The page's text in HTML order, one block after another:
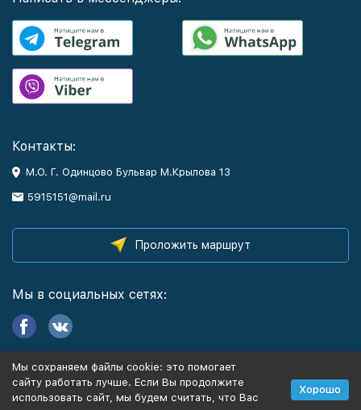
Контакты:
М.О. Г. Одинцово Бульвар М.Крылова 13
5915151@mail.ru
Проложить маршрут
Мы в социальных сетях:
Информация
Мы сохраняем файлы cookie: это помогает
сайту работать лучше. Если Вы продолжите
использовать сайт, мы будем считать, что Вас
Хорошо